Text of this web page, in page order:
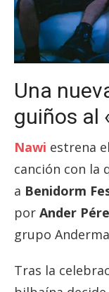
Una
guiños al
Nawi estrena
canción con la
a Benidorm
por Ander
grupo
Tras la